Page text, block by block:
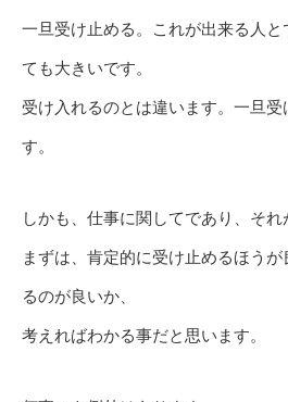
一旦受け止める。これが出来る人と
ても大きいです。
受け入れるのとは違います。一旦
す。
しかも、仕事に関してであり、それ
まずは、肯定的に受け止めるほう
るのが良いか、
考えればわかる事だと思います。